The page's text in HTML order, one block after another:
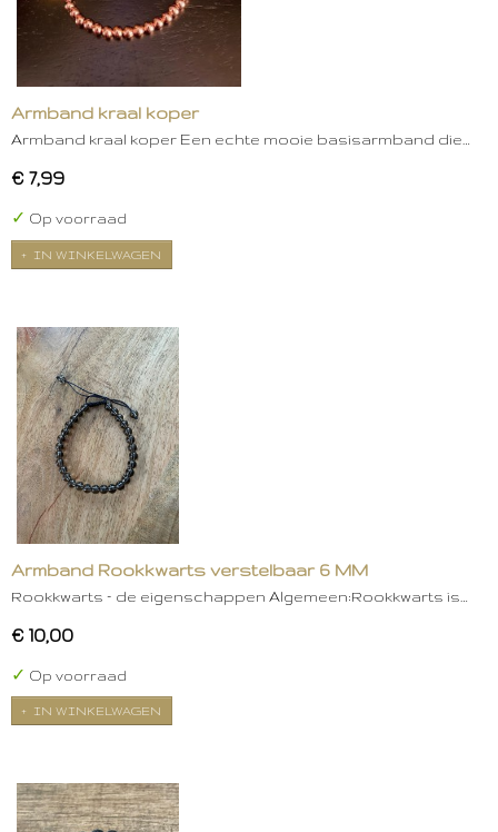
Armband kraal koper
Armband kraal koper Een echte mooie basisarmband die…
€ 7,99
✓ Op voorraad
IN WINKELWAGEN
Armband Rookkwarts verstelbaar 6 MM
Rookkwarts – de eigenschappen Algemeen:Rookkwarts is…
€ 10,00
✓ Op voorraad
IN WINKELWAGEN